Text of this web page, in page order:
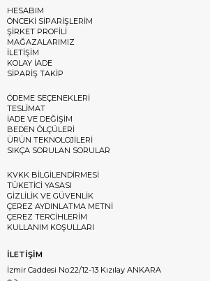
HESABIM
ÖNCEKİ SİPARİŞLERİM
ŞİRKET PROFİLİ
MAĞAZALARIMIZ
İLETİŞİM
KOLAY İADE
SİPARİŞ TAKİP
ÖDEME SEÇENEKLERİ
TESLİMAT
İADE VE DEĞİŞİM
BEDEN ÖLÇÜLERİ
ÜRÜN TEKNOLOJİLERİ
SIKÇA SORULAN SORULAR
KVKK BİLGİLENDİRMESİ
TÜKETİCİ YASASI
GİZLİLİK VE GÜVENLİK
ÇEREZ AYDINLATMA METNİ
ÇEREZ TERCİHLERİM
KULLANIM KOŞULLARI
İLETİŞİM
İzmir Caddesi No:22/12-13 Kızılay ANKARA